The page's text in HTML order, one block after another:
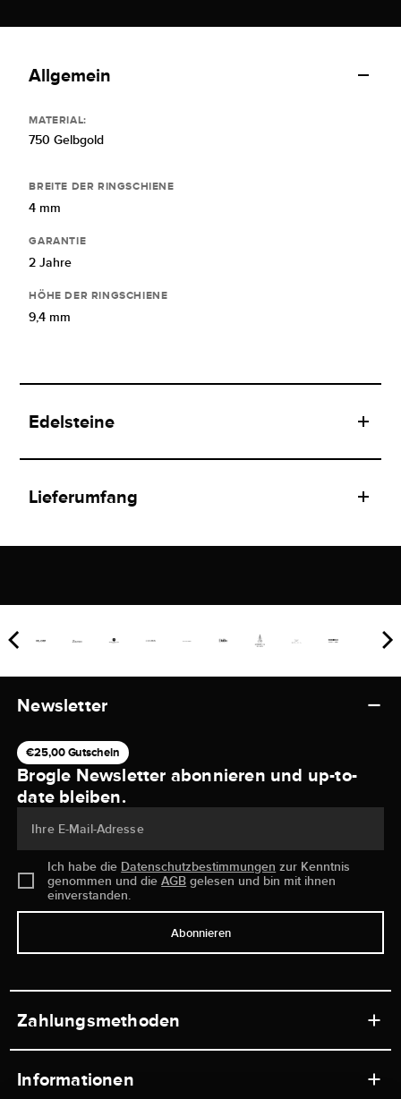
Allgemein
MATERIAL:
750 Gelbgold
BREITE DER RINGSCHIENE
4 mm
GARANTIE
2 Jahre
HÖHE DER RINGSCHIENE
9,4 mm
Edelsteine
Lieferumfang
Newsletter
€25,00 Gutschein
Brogle Newsletter abonnieren und up-to-
date bleiben.
Ihre E-Mail-Adresse
Ich habe die Datenschutzbestimmungen zur Kenntnis
genommen und dieAGB gelesen und bin mit ihnen
einverstanden.
Abonnieren
Zahlungsmethoden
Informationen